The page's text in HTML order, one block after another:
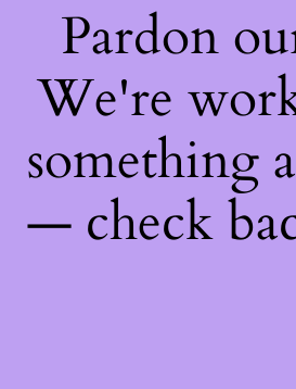
Pardon
We're
something
— check